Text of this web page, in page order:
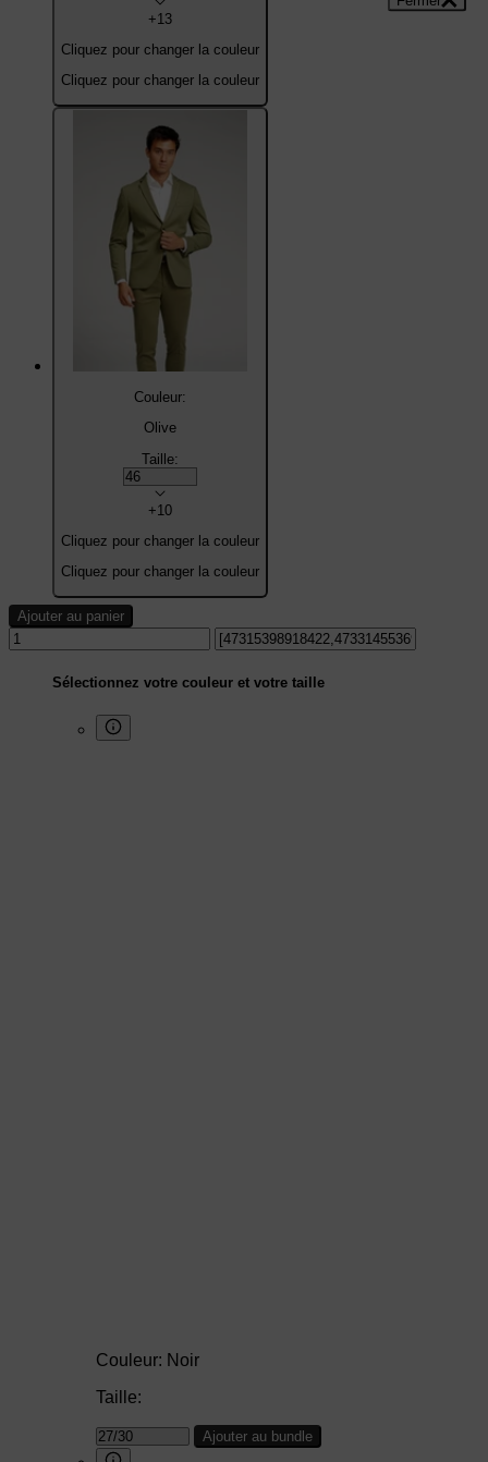
+13
Cliquez pour changer la couleur
Cliquez pour changer la couleur
Couleur:
Olive
Taille:
+10
Cliquez pour changer la couleur
Cliquez pour changer la couleur
Ajouter au panier
Sélectionnez votre couleur et votre taille
Couleur: Noir
Taille:
Ajouter au bundle